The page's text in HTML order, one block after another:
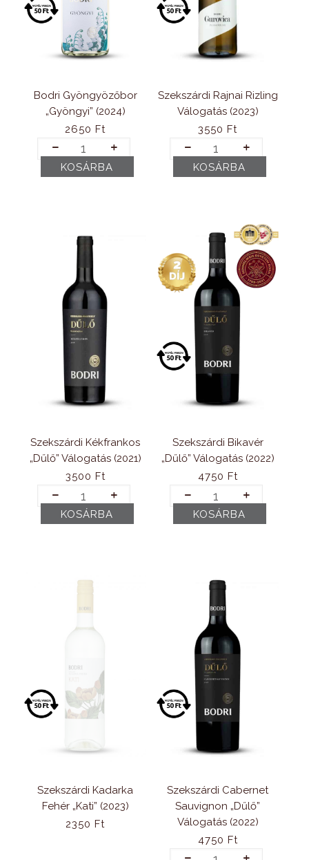
Bodri Gyöngyözőbor
„Gyöngyi” (2024)
2650Ft
Bodri
Gyöngyözőbor
„Gyöngyi”
KOSÁRBA
Szekszárdi Rajnai Rizling
Válogatás (2023)
3550Ft
Szekszárdi
Rajnai
Rizling
KOSÁRBA
Szekszárdi Kékfrankos
„Dűlő” Válogatás (2021)
3500 Ft
Szekszárdi
Kékfrankos
„Dűlő"
KOSÁRBA
Szekszárdi Bikavér
„Dűlő” Válogatás (2022)
4750 Ft
Szekszárdi
Bikavér
„Dűlő”
KOSÁRBA
Szekszárdi Kadarka
Fehér „Kati” (2023)
2350Ft
Szekszárdi Cabernet
Sauvignon „Dűlő”
Válogatás (2022)
4750 Ft
Szekszárdi